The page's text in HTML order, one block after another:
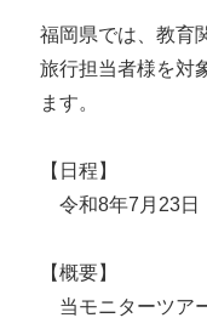
福岡県では、教育
旅行担当者様を対
ます。
【日程】
令和8年7月23日
【概要】
当モニターツア